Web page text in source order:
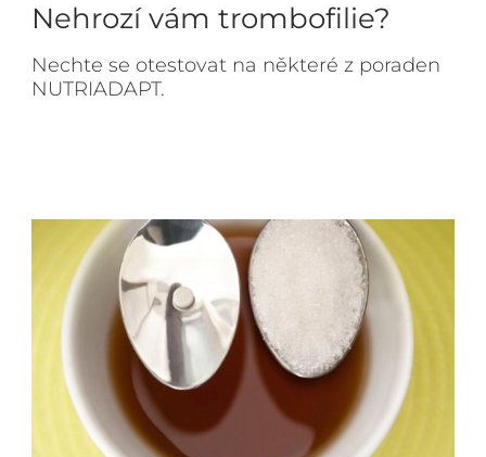
Nehrozí vám trombofilie?
Nechte se otestovat na některé z poraden
NUTRIADAPT.